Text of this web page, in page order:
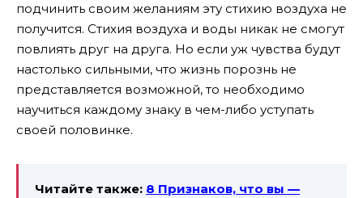
подчинить своим желаниям эту стихию воздуха не
получится. Стихия воздуха и воды никак не смогут
повлиять друг на друга. Но если уж чувства будут
настолько сильными, что жизнь порознь не
представляется возможной, то необходимо
научиться каждому знаку в чем-либо уступать
своей половинке.
Читайте также: 8 Признаков, что вы —